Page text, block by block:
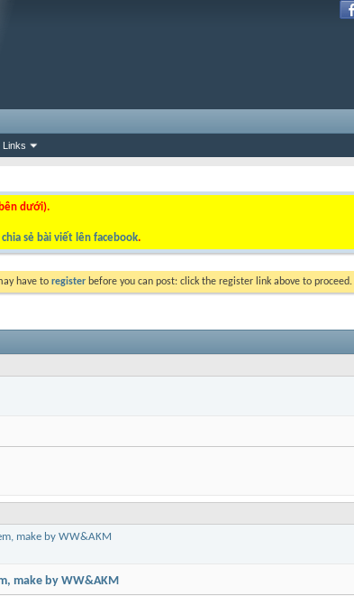
Links
dưới).
sẻ bài viết lên facebook.
have to register before you can post: click the register link above to
make by WW&AKM
make by WW&AKM